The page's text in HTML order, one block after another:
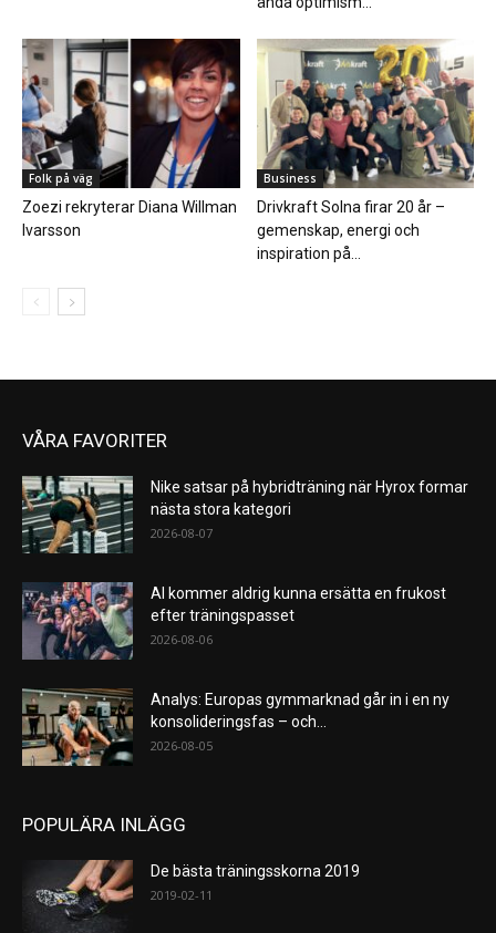
Folk på väg
Zoezi rekryterar Diana Willman
Ivarsson
Business
Drivkraft Solna firar 20 år –
gemenskap, energi och
inspiration på...
VÅRA FAVORITER
Nike satsar på hybridträning när Hyrox formar
nästa stora kategori
2026-08-07
AI kommer aldrig kunna ersätta en frukost
efter träningspasset
2026-08-06
Analys: Europas gymmarknad går in i en ny
konsolideringsfas – och...
2026-08-05
POPULÄRA INLÄGG
De bästa träningsskorna 2019
2019-02-11